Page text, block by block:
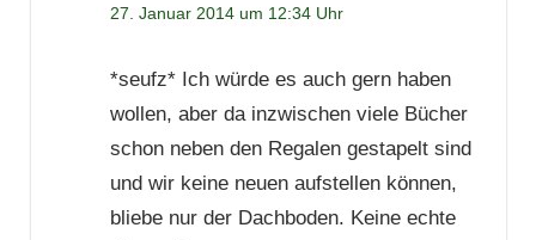
27. Januar 2014 um 12:34 Uhr
*seufz* Ich würde es auch gern haben
wollen, aber da inzwischen viele Bücher
schon neben den Regalen gestapelt sind
und wir keine neuen aufstellen können,
bliebe nur der Dachboden. Keine echte